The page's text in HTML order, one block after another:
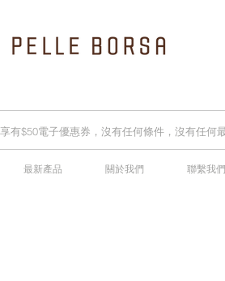
有$50電子優惠券，沒有任何條件，沒有任何
最新產品 關於我們 聯繫我們